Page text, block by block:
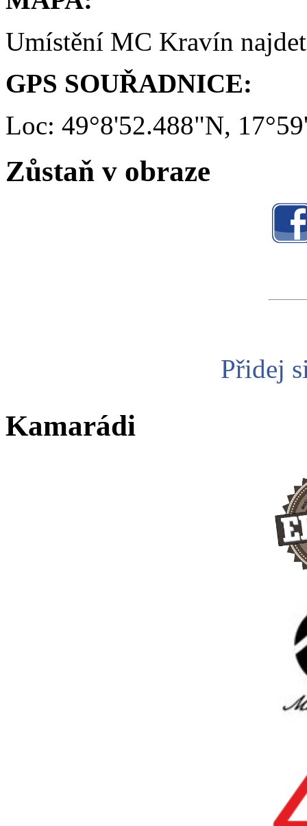
Umístění MC Kravín
GPS SOUŘADNICE:
Loc: 49°8'52.488"N,
Zůstaň v obraze
Přidej
Kamarádi